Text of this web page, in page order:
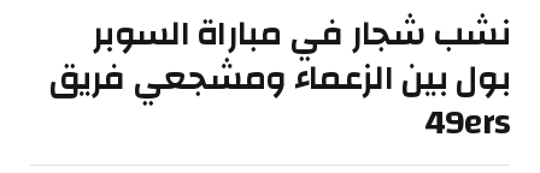
نشب شجار في مباراة السوبر
بول بين الزعماء ومشجعي فريق
49ers